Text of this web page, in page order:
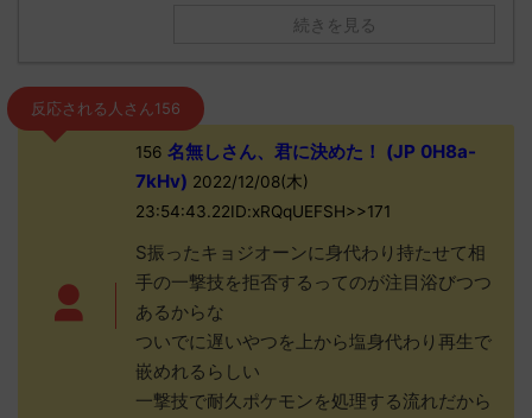
続きを見る
反応される人さん156
156 名無しさん、君に決めた！ (JP 0H8a-
7kHv) 2022/12/08(木)
23:54:43.22ID:xRQqUEFSH>>171
S振ったキョジオーンに身代わり持たせて相
手の一撃技を拒否するってのが注目浴びつつ
あるからな
ついでに遅いやつを上から塩身代わり再生で
嵌めれるらしい
一撃技で耐久ポケモンを処理する流れだから